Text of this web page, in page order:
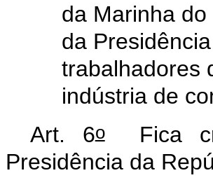
da Marinha
da
trabalhadores
indústria de
Art. 6o
Fica
Presidência da